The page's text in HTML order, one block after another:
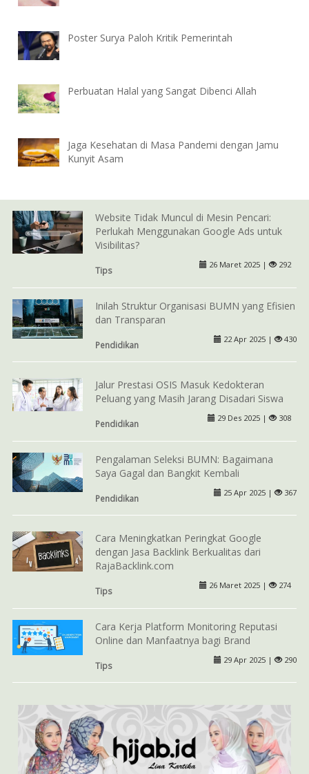
Poster Surya Paloh Kritik Pemerintah
Perbuatan Halal yang Sangat Dibenci Allah
Jaga Kesehatan di Masa Pandemi dengan Jamu
Kunyit Asam
Website Tidak Muncul di Mesin Pencari:
Perlukah Menggunakan Google Ads untuk
Visibilitas?
Tips
26 Maret 2025 | 292
Inilah Struktur Organisasi BUMN yang Efisien
dan Transparan
Pendidikan
22 Apr 2025 | 430
Jalur Prestasi OSIS Masuk Kedokteran
Peluang yang Masih Jarang Disadari Siswa
Pendidikan
29 Des 2025 | 308
Pengalaman Seleksi BUMN: Bagaimana
Saya Gagal dan Bangkit Kembali
Pendidikan
25 Apr 2025 | 367
Cara Meningkatkan Peringkat Google
dengan Jasa Backlink Berkualitas dari
RajaBacklink.com
Tips
26 Maret 2025 | 274
Cara Kerja Platform Monitoring Reputasi
Online dan Manfaatnya bagi Brand
Tips
29 Apr 2025 | 290